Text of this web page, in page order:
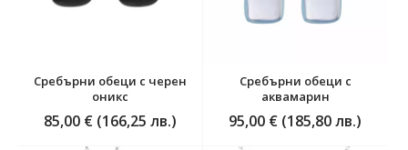
Сребърни обеци с черен
оникс
85,00 € (166,25 лв.)
Сребърни обеци с
аквамарин
95,00 € (185,80 лв.)